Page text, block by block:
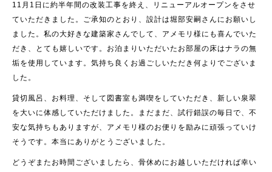
11月1日に約半年間の改装工事を終え、リニューアルオープンをさせ
ていただきました。ご承知のとおり、設計は堀部安嗣さんにお願いし
ました。私の大好きな建築家さんでして、アメモリ様にも喜んでいた
だき、とても嬉しいです。お泊まりいただいたお部屋の床はナラの無
垢を使用しています。気持ち良くお過ごしいただき何よりでございま
した。
貸切風呂、お料理、そして図書室も満喫をしていただき、新しい泉翠
を大いに体感していただけました。まだまだ、試行錯誤の毎日で、不
安な気持ちもありますが、アメモリ様のお便りを励みに頑張っていけ
そうです。本当にありがとうございました。
どうぞまたお時間ございましたら、骨休めにお越しいただければ幸い